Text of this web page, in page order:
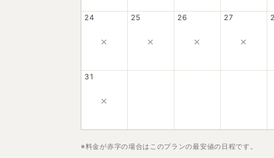
24
×
25
×
26
×
27
×
31
×
※料金が赤字の場合はこのプランの最安値の日程です。